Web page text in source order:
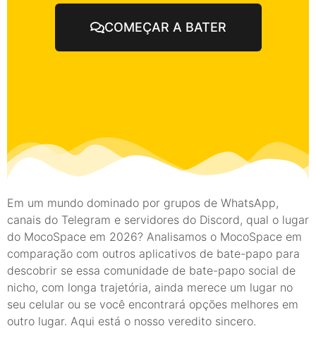
COMEÇAR A BATER
Em um mundo dominado por grupos de WhatsApp,
canais do Telegram e servidores do Discord, qual o lugar
do MocoSpace em 2026? Analisamos o MocoSpace em
comparação com outros aplicativos de bate-papo para
descobrir se essa comunidade de bate-papo social de
nicho, com longa trajetória, ainda merece um lugar no
seu celular ou se você encontrará opções melhores em
outro lugar. Aqui está o nosso veredito sincero.